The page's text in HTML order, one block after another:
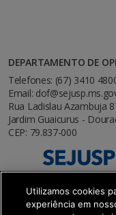
DEPARTAMENTO DE
Telefones: (67) 3410
Email:
Rua Ladislau Azambuja
Jardim Guaicurus -
CEP: 79.837-000
Utilizamos cookies
experiência em